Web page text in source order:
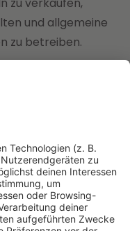
und allgemeine
zu betreiben.
der Rapper
von Fulton
kriminellen